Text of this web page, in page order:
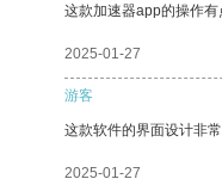
这款加速器app的操作
2025-01-27
游客
这款软件的界面设计非
2025-01-27